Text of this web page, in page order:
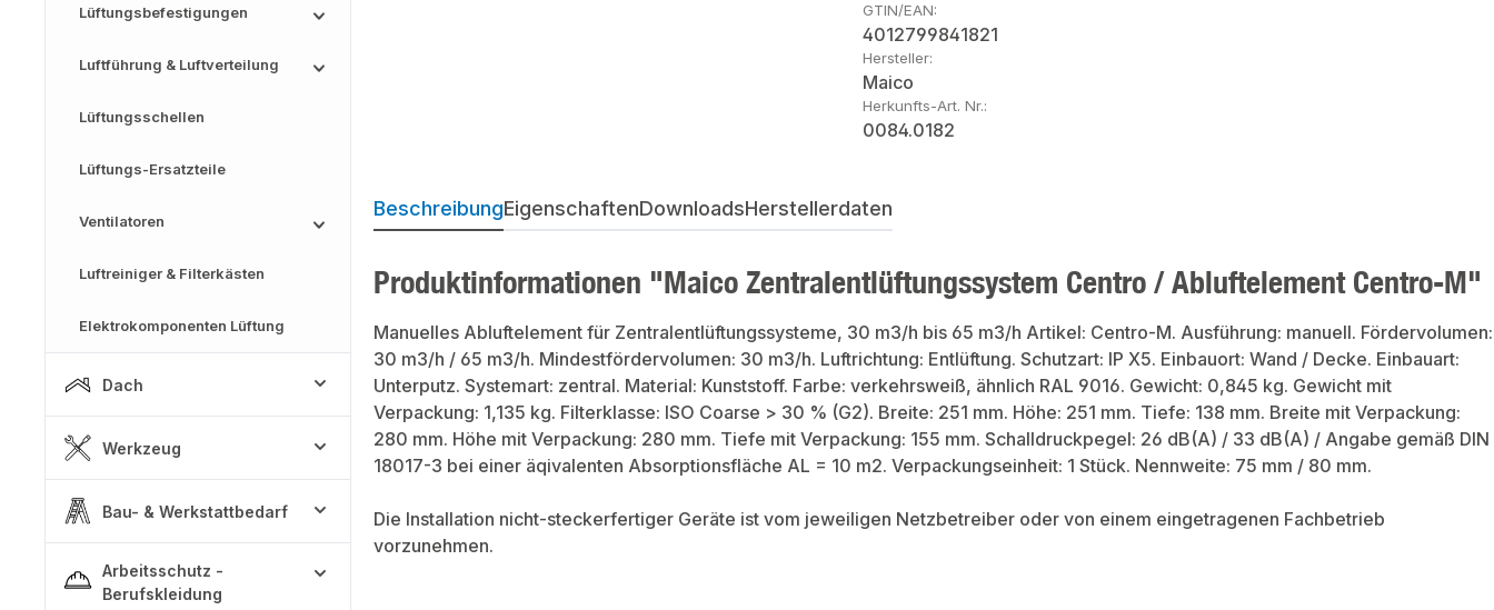
Lüftungsbefestigungen
Luftführung & Luftverteilung
Lüftungsschellen
Lüftungs-Ersatzteile
Ventilatoren
Luftreiniger & Filterkästen
Elektrokomponenten Lüftung
Dach
Werkzeug
Bau- & Werkstattbedarf
Arbeitsschutz -
Berufskleidung
GTIN/EAN:
4012799841821
Hersteller:
Maico
Herkunfts-Art. Nr.:
0084.0182
BeschreibungEigenschaftenDownloadsHerstellerdaten
Produktinformationen "Maico Zentralentlüftungssystem Centro / Abluftelement Centro-M"
Manuelles Abluftelement für Zentralentlüftungssysteme, 30 m3/h bis 65 m3/h Artikel: Centro-M. Ausführung: manuell. Fördervolumen:
30 m3/h / 65 m3/h. Mindestfördervolumen: 30 m3/h. Luftrichtung: Entlüftung. Schutzart: IP X5. Einbauort: Wand / Decke. Einbauart:
Unterputz. Systemart: zentral. Material: Kunststoff. Farbe: verkehrsweiß, ähnlich RAL 9016. Gewicht: 0,845 kg. Gewicht mit
Verpackung: 1,135 kg. Filterklasse: ISO Coarse > 30 % (G2). Breite: 251 mm. Höhe: 251 mm. Tiefe: 138 mm. Breite mit Verpackung:
280 mm. Höhe mit Verpackung: 280 mm. Tiefe mit Verpackung: 155 mm. Schalldruckpegel: 26 dB(A) / 33 dB(A) / Angabe gemäß DIN
18017-3 bei einer äqivalenten Absorptionsfläche AL = 10 m2. Verpackungseinheit: 1 Stück. Nennweite: 75 mm / 80 mm.
Die Installation nicht-steckerfertiger Geräte ist vom jeweiligen Netzbetreiber oder von einem eingetragenen Fachbetrieb
vorzunehmen.